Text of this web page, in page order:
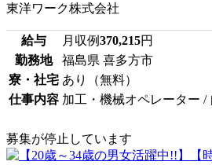
東洋ワーク株式会社
給与 月収例370,215円
勤務地
福島県 喜多方市
寮・社宅 あり（無料）
仕事内容 加工・機械オペレーター /
募集が停止しています